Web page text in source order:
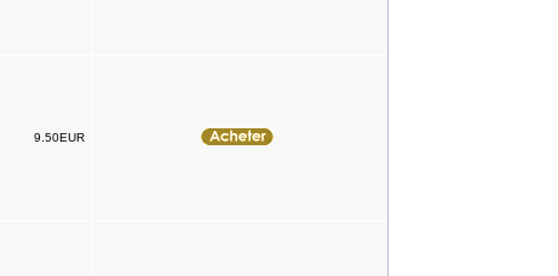
9.50EUR